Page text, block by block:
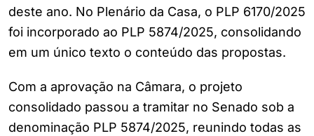
deste ano. No Plenário da Casa, o PLP 6170/2025
foi incorporado ao PLP 5874/2025, consolidando
em um único texto o conteúdo das propostas.
Com a aprovação na Câmara, o projeto
consolidado passou a tramitar no Senado sob a
denominação PLP 5874/2025, reunindo todas as